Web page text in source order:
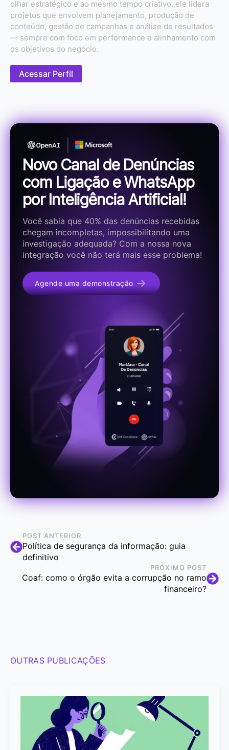
olhar estratégico e ao mesmo tempo criativo, ele lidera
projetos que envolvem planejamento, produção de
conteúdo, gestão de campanhas e análise de resultados
— sempre com foco em performance e alinhamento com
os objetivos do negócio.
Acessar Perfil
Novo Canal de Denúncias
com Ligação e WhatsApp
por Inteligência Artificial!
Você sabia que 40% das denúncias recebidas
chegam incompletas, impossibilitando uma
investigação adequada? Com a nossa nova
integração você não terá mais esse problema!
Agende uma demonstração
POST ANTERIOR
Política de segurança da informação: guia
definitivo
PRÓXIMO POST
Coaf: como o órgão evita a corrupção no ramo
financeiro?
OUTRAS PUBLICAÇÕES